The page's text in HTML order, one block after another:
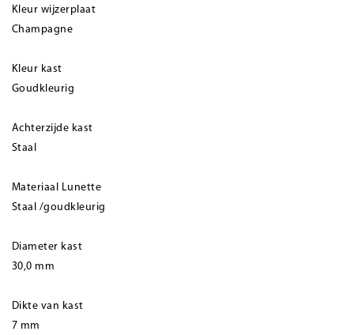
Kleur wijzerplaat
Champagne
Kleur kast
Goudkleurig
Achterzijde kast
Staal
Materiaal Lunette
Staal /goudkleurig
Diameter kast
30,0 mm
Dikte van kast
7 mm